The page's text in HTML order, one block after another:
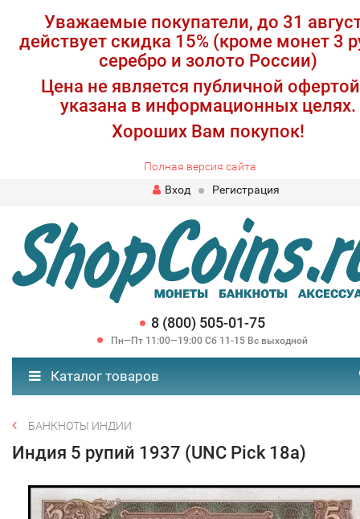
Уважаемые покупатели, до 31
действует скидка 15% (кроме монет 3
серебро и золото России)
Цена не является публичной
указана в информационных целях.
Хороших Вам покупок!
Полная версия сайта
Вход
Регистрация
8 (800) 505-01-75
Пн—Пт 11:00—19:00 Сб 11-15 Вс выходной
Каталог товаров
БАНКНОТЫ ИНДИИ
Индия 5 рупий 1937 (UNC Pick 18а)